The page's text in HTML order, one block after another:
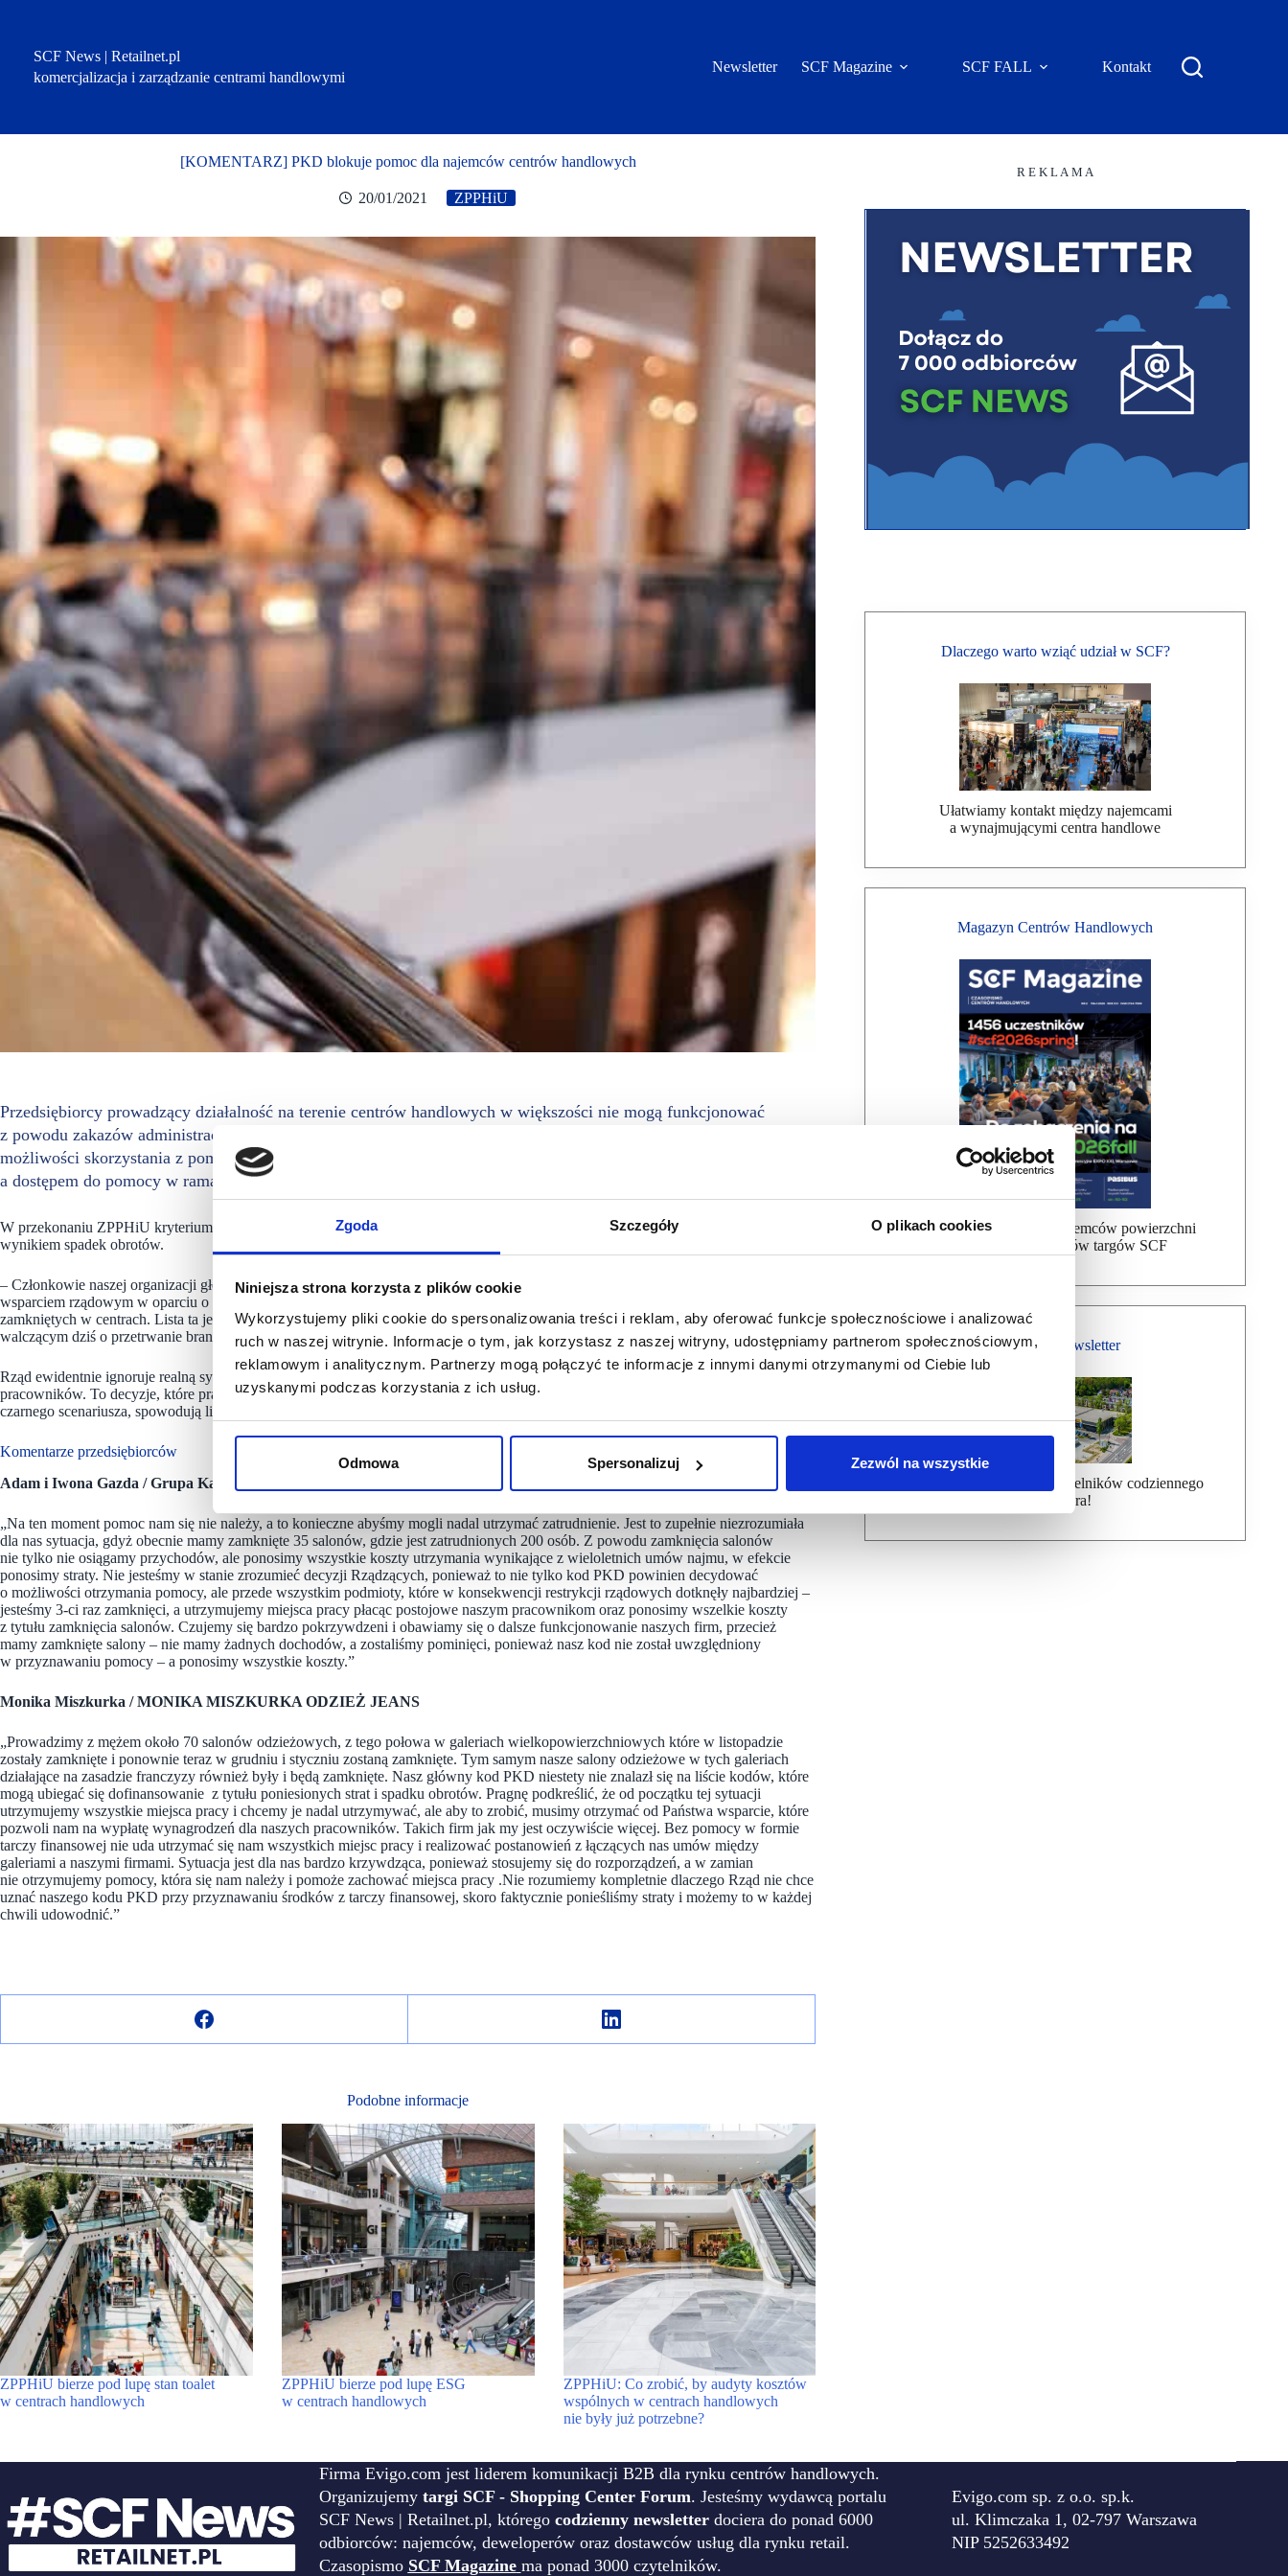
Zgoda Szczegóły O plikach cookies
Niniejsza strona korzysta z plików cookie
Wykorzystujemy pliki cookie do spersonalizowania treści i reklam, aby oferować funkcje społecznościowe i analizować
ruch w naszej witrynie. Informacje o tym, jak korzystasz z naszej witryny, udostępniamy partnerom społecznościowym,
reklamowym i analitycznym. Partnerzy mogą połączyć te informacje z innymi danymi otrzymanymi od Ciebie lub
uzyskanymi podczas korzystania z ich usług.
Odmowa Spersonalizuj Zezwól na wszystkie
SCF News | Retailnet.pl
komercjalizacja i zarządzanie centrami handlowymi
Newsletter SCF Magazine SCF FALL Kontakt
[KOMENTARZ] PKD blokuje pomoc dla najemców centrów handlowych
20/01/2021 ZPPHiU
Przedsiębiorcy prowadzący działalność na terenie centrów handlowych w większości nie mogą funkcjonować
z powodu zakazów administracyjnych wprowadzonych przez rząd. Państwo odmawia jednak wielu spośród nich
możliwości skorzystania z pomocy ze względu na „niewłaściwe PKD” Rozdźwięk pomiędzy skutkami obostrzeń
a dostępem do pomocy w ramach Tarczy 6.0. jest nieakceptowalny – uważają przedstawiciele ZPPHiU.
W przekonaniu ZPPHiU kryterium przyznania pomocy powinien być przymus administracyjny zamknięcia sklepów i będący ich
wynikiem spadek obrotów.
– Członkowie naszej organizacji głośno wołają o pomoc, ale są lekceważeni. Tarcza 6.0 przewiduje listę podmiotów objętych
wsparciem rządowym w oparciu o klasyfikację wybranych kodów PKD, która nie jest odzwierciedleniem spisu firm realnie
zamkniętych w centrach. Lista ta jest zdecydowanie niewystarczająca, by zagwarantować pomoc polskim przedsiębiorcom,
walczącym dziś o przetrwanie branży – ponawia apele Zarząd ZPPHiU.
Rząd ewidentnie ignoruje realną sytuację przedsiębiorców, kurczowo trzymając się przepisu krzywdzącego setki handlowców i ich
pracowników. To decyzje, które prawdopodobnie zaważą o „być albo nie być” wielu pracodawców a tym samym, przy spełnieniu
czarnego scenariusza, spowodują liczne zwolnienia.
Komentarze przedsiębiorców
Adam i Iwona Gazda / Grupa Kapitałowa InterGroup
„Na ten moment pomoc nam się nie należy, a to konieczne abyśmy mogli nadal utrzymać zatrudnienie. Jest to zupełnie niezrozumiała
dla nas sytuacja, gdyż obecnie mamy zamknięte 35 salonów, gdzie jest zatrudnionych 200 osób. Z powodu zamknięcia salonów
nie tylko nie osiągamy przychodów, ale ponosimy wszystkie koszty utrzymania wynikające z wieloletnich umów najmu, w efekcie
ponosimy straty. Nie jesteśmy w stanie zrozumieć decyzji Rządzących, ponieważ to nie tylko kod PKD powinien decydować
o możliwości otrzymania pomocy, ale przede wszystkim podmioty, które w konsekwencji restrykcji rządowych dotknęły najbardziej –
jesteśmy 3-ci raz zamknięci, a utrzymujemy miejsca pracy płacąc postojowe naszym pracownikom oraz ponosimy wszelkie koszty
z tytułu zamknięcia salonów. Czujemy się bardzo pokrzywdzeni i obawiamy się o dalsze funkcjonowanie naszych firm, przecież
mamy zamknięte salony – nie mamy żadnych dochodów, a zostaliśmy pominięci, ponieważ nasz kod nie został uwzględniony
w przyznawaniu pomocy – a ponosimy wszystkie koszty.”
Monika Miszkurka / MONIKA MISZKURKA ODZIEŻ JEANS
„Prowadzimy z mężem około 70 salonów odzieżowych, z tego połowa w galeriach wielkopowierzchniowych które w listopadzie
zostały zamknięte i ponownie teraz w grudniu i styczniu zostaną zamknięte. Tym samym nasze salony odzieżowe w tych galeriach
działające na zasadzie franczyzy również były i będą zamknięte. Nasz główny kod PKD niestety nie znalazł się na liście kodów, które
mogą ubiegać się dofinansowanie z tytułu poniesionych strat i spadku obrotów. Pragnę podkreślić, że od początku tej sytuacji
utrzymujemy wszystkie miejsca pracy i chcemy je nadal utrzymywać, ale aby to zrobić, musimy otrzymać od Państwa wsparcie, które
pozwoli nam na wypłatę wynagrodzeń dla naszych pracowników. Takich firm jak my jest oczywiście więcej. Bez pomocy w formie
tarczy finansowej nie uda utrzymać się nam wszystkich miejsc pracy i realizować postanowień z łączących nas umów między
galeriami a naszymi firmami. Sytuacja jest dla nas bardzo krzywdząca, ponieważ stosujemy się do rozporządzeń, a w zamian
nie otrzymujemy pomocy, która się nam należy i pomoże zachować miejsca pracy .Nie rozumiemy kompletnie dlaczego Rząd nie chce
uznać naszego kodu PKD przy przyznawaniu środków z tarczy finansowej, skoro faktycznie ponieśliśmy straty i możemy to w każdej
chwili udowodnić.”
Podobne informacje
ZPPHiU bierze pod lupę stan toalet
w centrach handlowych
ZPPHiU bierze pod lupę ESG
w centrach handlowych
ZPPHiU: Co zrobić, by audyty kosztów
wspólnych w centrach handlowych
nie były już potrzebne?
R E K L A M A
Dlaczego warto wziąć udział w SCF?
Ułatwiamy kontakt między najemcami
a wynajmującymi centra handlowe
Magazyn Centrów Handlowych
Bezpłatna wysyłka dla najemców powierzchni
handlowej, uczestników targów SCF
Bezpłatny Newsletter
Dołącz do ponad 7000 czytelników codziennego
newslettera!
Firma Evigo.com jest liderem komunikacji B2B dla rynku centrów handlowych.
Organizujemy targi SCF - Shopping Center Forum. Jesteśmy wydawcą portalu
SCF News | Retailnet.pl, którego codzienny newsletter dociera do ponad 6000
odbiorców: najemców, deweloperów oraz dostawców usług dla rynku retail.
Czasopismo SCF Magazine ma ponad 3000 czytelników.
Evigo.com sp. z o.o. sp.k.
ul. Klimczaka 1, 02-797 Warszawa
NIP 5252633492